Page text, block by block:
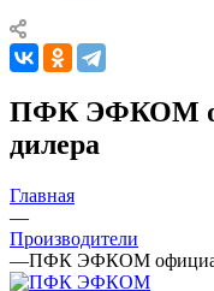
ПФК ЭФКОМ
дилера
Главная
—
Производители
—ПФК ЭФКОМ